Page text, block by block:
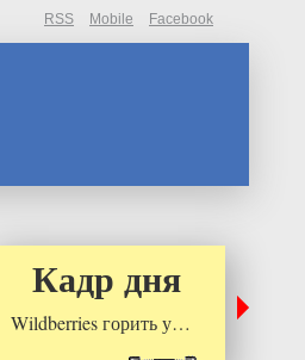
RSS Mobile Facebook
Кадр дня
Wildberries горить у…